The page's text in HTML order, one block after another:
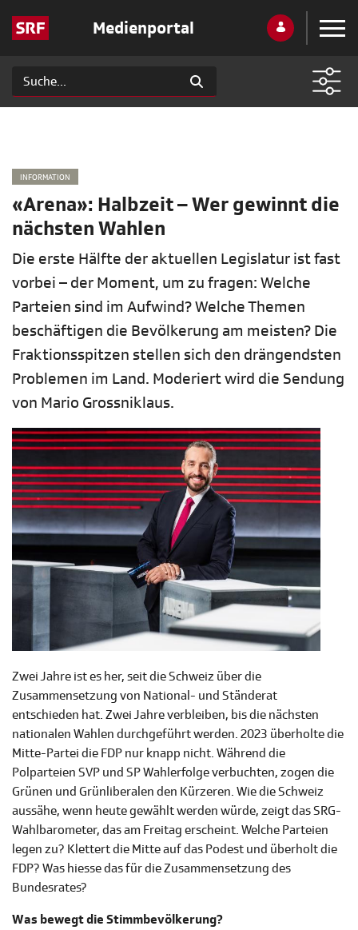
Medienportal
INFORMATION
«Arena»: Halbzeit – Wer gewinnt die
nächsten Wahlen
Die erste Hälfte der aktuellen Legislatur ist fast
vorbei – der Moment, um zu fragen: Welche
Parteien sind im Aufwind? Welche Themen
beschäftigen die Bevölkerung am meisten? Die
Fraktionsspitzen stellen sich den drängendsten
Problemen im Land. Moderiert wird die Sendung
von Mario Grossniklaus.
Zwei Jahre ist es her, seit die Schweiz über die
Zusammensetzung von National- und Ständerat
entschieden hat. Zwei Jahre verbleiben, bis die nächsten
nationalen Wahlen durchgeführt werden. 2023 überholte die
Mitte-Partei die FDP nur knapp nicht. Während die
Polparteien SVP und SP Wahlerfolge verbuchten, zogen die
Grünen und Grünliberalen den Kürzeren. Wie die Schweiz
aussähe, wenn heute gewählt werden würde, zeigt das SRG-
Wahlbarometer, das am Freitag erscheint. Welche Parteien
legen zu? Klettert die Mitte auf das Podest und überholt die
FDP? Was hiesse das für die Zusammensetzung des
Bundesrates?
Was bewegt die Stimmbevölkerung?